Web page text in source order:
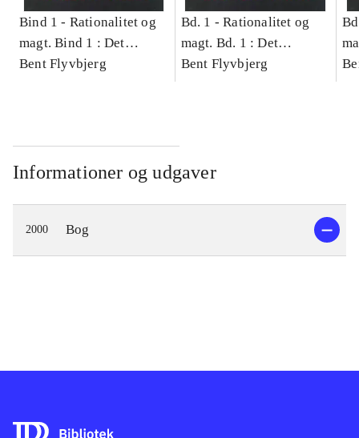
Bind 1 - Rationalitet og
magt. Bind 1 : Det
konkretes videnskab
Bent Flyvbjerg
Bd. 1 -Rationalitet og
magt. Bd. 1 : Det
konkretes videnskab
Bent Flyvbjerg
Informationer og udgaver
2000 Bog